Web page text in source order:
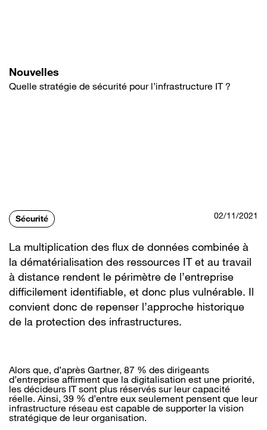
Nouvelles
Quelle stratégie de sécurité pour l’infrastructure IT ?
Sécurité 02/11/2021
La multiplication des flux de données combinée à
la dématérialisation des ressources IT et au travail
à distance rendent le périmètre de l’entreprise
difficilement identifiable, et donc plus vulnérable. Il
convient donc de repenser l’approche historique
de la protection des infrastructures.
Alors que, d’après Gartner, 87 % des dirigeants
d’entreprise affirment que la digitalisation est une priorité,
les décideurs IT sont plus réservés sur leur capacité
réelle. Ainsi, 39 % d’entre eux seulement pensent que leur
infrastructure réseau est capable de supporter la vision
stratégique de leur organisation.